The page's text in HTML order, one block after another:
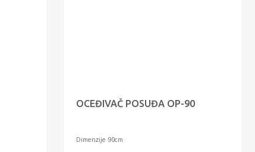
OCEĐIVAČ POSUĐA OP-90
Dimenzije 90cm